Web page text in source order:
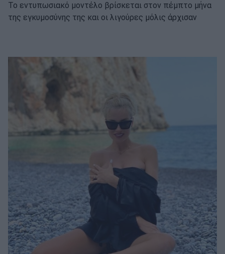
Το εντυπωσιακό μοντέλο βρίσκεται στον πέμπτο μήνα
της εγκυμοσύνης της και οι λιγούρες μόλις άρχισαν